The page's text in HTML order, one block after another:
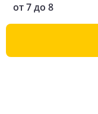
от7до 8